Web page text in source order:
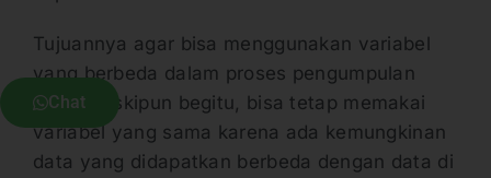
Tujuannya agar bisa menggunakan variabel
yang berbeda dalam proses pengumpulan
data. Meskipun begitu, bisa tetap memakai
variabel yang sama karena ada kemungkinan
data yang didapatkan berbeda dengan data di
Chat